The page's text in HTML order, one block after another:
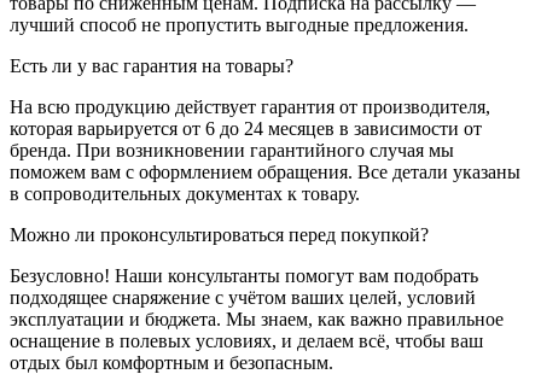
лучший способ не пропустить выгодные предложения.
Есть ли у вас гарантия на товары?
На всю продукцию действует гарантия от производителя,
которая варьируется от 6 до 24 месяцев в зависимости от
бренда. При возникновении гарантийного случая мы
поможем вам с оформлением обращения. Все детали указаны
в сопроводительных документах к товару.
Можно ли проконсультироваться перед покупкой?
Безусловно! Наши консультанты помогут вам подобрать
подходящее снаряжение с учётом ваших целей, условий
эксплуатации и бюджета. Мы знаем, как важно правильное
оснащение в полевых условиях, и делаем всё, чтобы ваш
отдых был комфортным и безопасным.